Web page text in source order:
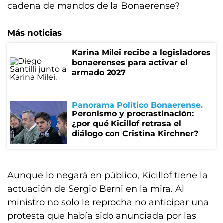
cadena de mandos de la Bonaerense?
Más noticias
Karina Milei recibe a legisladores
bonaerenses para activar el
armado 2027
Panorama Político Bonaerense
Peronismo y procrastinación:
¿por qué Kicillof retrasa el
diálogo con Cristina Kirchner?
Aunque lo negará en público, Kicillof tiene la
actuación de Sergio Berni en la mira. Al
ministro no solo le reprocha no anticipar una
protesta que había sido anunciada por las